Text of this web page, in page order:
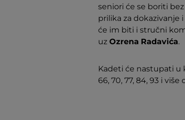
seniori će se boriti
prilika za dokazivanje
će im biti i stručni
uz Ozrena Radavića.
Kadeti će nastupati u
66, 70, 77, 84, 93 i više